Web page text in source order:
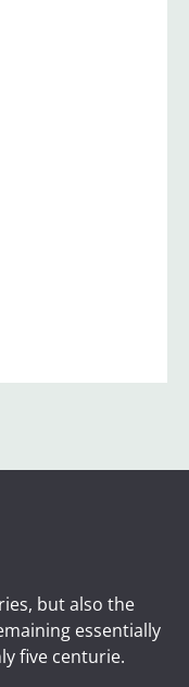
but also the
essentially
five centurie.